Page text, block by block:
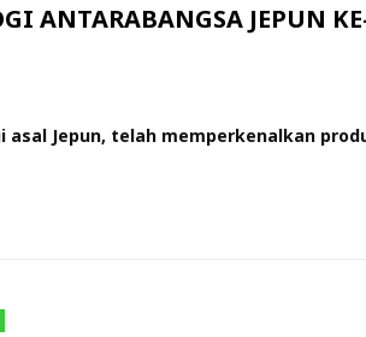
ANTARABANGSA JEPUN
asal Jepun, telah memperkenalkan